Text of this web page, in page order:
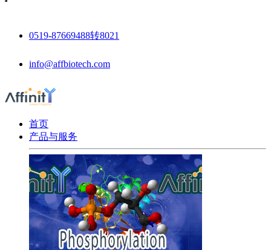
0519-87669488转8021
info@affbiotech.com
首页
产品与服务